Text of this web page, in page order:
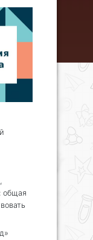
общая